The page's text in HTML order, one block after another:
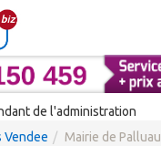
de l'administration
Vendee Mairie de Palluau